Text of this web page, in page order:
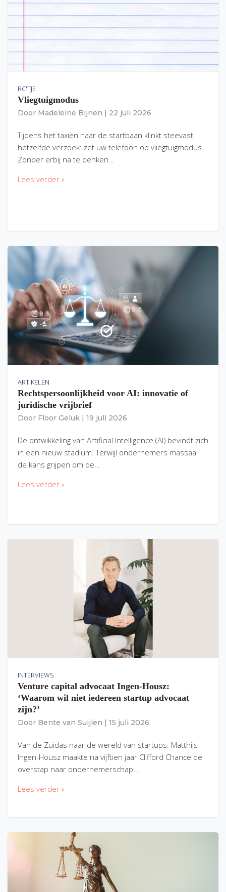
RC'TJE
Vliegtuigmodus
Door Madeleine Bijnen 22 juli 2026
Tijdens het taxiën naar de startbaan klinkt steevast
hetzelfde verzoek: zet uw telefoon op vliegtuigmodus.
Zonder erbij na te denken…
Lees verder »
ARTIKELEN
Rechtspersoonlijkheid voor AI: innovatie of
juridische vrijbrief
Door Floor Geluk 19 juli 2026
De ontwikkeling van Artificial Intelligence (AI) bevindt zich
in een nieuw stadium. Terwijl ondernemers massaal
de kans grijpen om de…
Lees verder »
INTERVIEWS
Venture capital advocaat Ingen-Housz:
‘Waarom wil niet iedereen startup advocaat
zijn?’
Door Bente van Suijlen 15 juli 2026
Van de Zuidas naar de wereld van startups: Matthijs
Ingen-Housz maakte na vijftien jaar Clifford Chance de
overstap naar ondernemerschap…
Lees verder »